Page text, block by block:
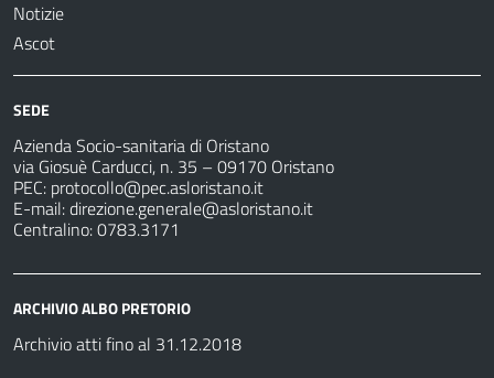
Notizie
Ascot
SEDE
Azienda Socio-sanitaria di Oristano
via Giosuè Carducci, n. 35 – 09170 Oristano
PEC: protocollo@pec.asloristano.it
E-mail:direzione.generale@asloristano.it
Centralino: 0783.3171
ARCHIVIO ALBO PRETORIO
Archivio atti fino al 31.12.2018